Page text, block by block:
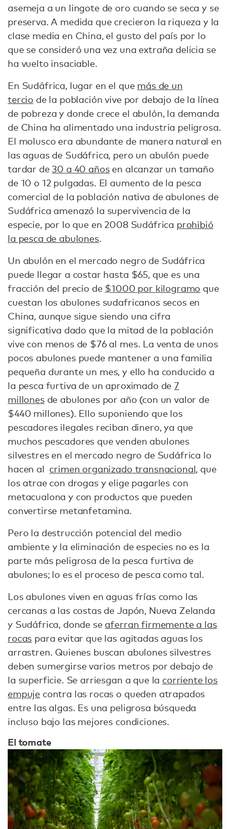
asemeja a un lingote de oro cuando se seca y se
preserva. A medida que crecieron la riqueza y la
clase media en China, el gusto del país por lo
que se consideró una vez una extraña delicia se
ha vuelto insaciable.
En Sudáfrica, lugar en el que más de un
tercio de la población vive por debajo de la línea
de pobreza y donde crece el abulón, la demanda
de China ha alimentado una industria peligrosa.
El molusco era abundante de manera natural en
las aguas de Sudáfrica, pero un abulón puede
tardar de30 a 40 añosen alcanzar un tamaño
de 10 o 12 pulgadas. El aumento de la pesca
comercial de la población nativa de abulones de
Sudáfrica amenazó la supervivencia de la
especie, por lo que en 2008 Sudáfrica prohibió
la pesca de abulones.
Un abulón en el mercado negro de Sudáfrica
puede llegar a costar hasta $65, que es una
fracción del precio de $1000 por kilogramo que
cuestan los abulones sudafricanos secos en
China, aunque sigue siendo una cifra
significativa dado que la mitad de la población
vive con menos de $76 al mes. La venta de unos
pocos abulones puede mantener a una familia
pequeña durante un mes, y ello ha conducido a
la pesca furtiva de un aproximado de7
millonesde abulones por año (con un valor de
$440 millones). Ello suponiendo que los
pescadores ilegales reciban dinero, ya que
muchos pescadores que venden abulones
silvestres en el mercado negro de Sudáfrica lo
hacen al crimen organizado transnacional, que
los atrae con drogas y elige pagarles con
metacualona y con productos que pueden
convertirse metanfetamina.
Pero la destrucción potencial del medio
ambiente y la eliminación de especies no es la
parte más peligrosa de la pesca furtiva de
abulones; lo es el proceso de pesca como tal.
Los abulones viven en aguas frías como las
cercanas a las costas de Japón, Nueva Zelanda
y Sudáfrica, donde se aferran firmemente a las
rocas para evitar que las agitadas aguas los
arrastren. Quienes buscan abulones silvestres
deben sumergirse varios metros por debajo de
la superficie. Se arriesgan a que la corriente los
empuje contra las rocas o queden atrapados
entre las algas. Es una peligrosa búsqueda
incluso bajo las mejores condiciones.
El tomate